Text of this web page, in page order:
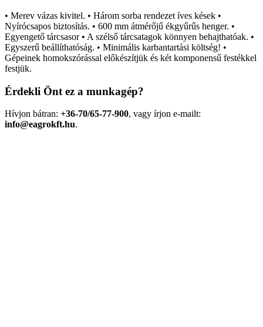
• Merev vázas kivitel. • Három sorba rendezet íves kések •
Nyírócsapos biztosítás. • 600 mm átmérőjű ékgyűrűs henger. •
Egyengető tárcsasor • A szélső tárcsatagok könnyen behajthatóak. •
Egyszerű beállíthatóság. • Minimális karbantartási költség! •
Gépeinek homokszórással előkészítjük és két komponensű festékkel
festjük.
Érdekli Önt ez a munkagép?
Hívjon bátran: +36-70/65-77-900, vagy írjon e-mailt:
info@eagrokft.hu.